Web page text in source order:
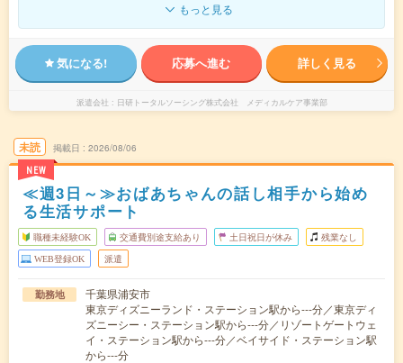
もっと見る
気になる! 応募へ進む 詳しく見る
派遣会社 日研トータルソーシング株式会社 メディカルケア事業部
未読
NEW
掲載日 2026/08/06
≪週3日～≫おばあちゃんの話し相手から始め
る生活サポート
職種未経験OK 交通費別途支給あり 土日祝日が休み 残業なし
WEB登録OK 派遣
勤務地
千葉県浦安市
東京ディズニーランド・ステーション駅から---分／東京ディ
ズニーシー・ステーション駅から---分／リゾートゲートウェ
イ・ステーション駅から---分／ベイサイド・ステーション駅
から---分